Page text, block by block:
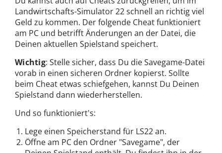
Landwirtschafts-Simulator 22 schnell an richtig viel
Geld zu kommen. Der folgende Cheat funktioniert
am PC und betrifft Änderungen an der Datei, die
Deinen aktuellen Spielstand speichert.
Wichtig: Stelle sicher, dass Du die Savegame-Datei
vorab in einen sicheren Ordner kopierst. Sollte
beim Cheat etwas schiefgehen, kannst Du Deinen
Spielstand dann wiederherstellen.
Und so funktioniert's:
Lege einen Speicherstand für LS22 an.
Öffne am PC den Ordner "Savegame", der